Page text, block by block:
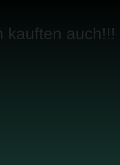
kauften auch!!!